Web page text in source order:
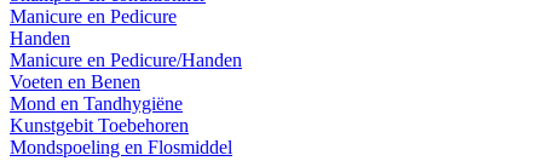
Manicure en Pedicure
Handen
Manicure en Pedicure/Handen
Voeten en Benen
Mond en Tandhygiëne
Kunstgebit Toebehoren
Mondspoeling en Flosmiddel